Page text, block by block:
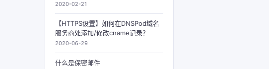
2020-02-21
【HTTPS设置】如何在DNSPod域名
服务商处添加/修改cname记录？
2020-06-29
什么是保密邮件